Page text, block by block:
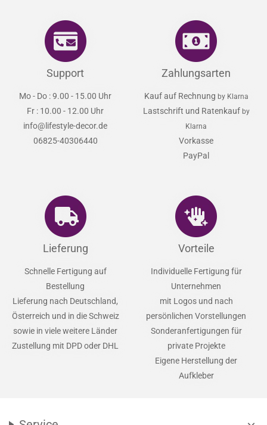
Support
Mo - Do : 9.00 - 15.00 Uhr
Fr : 10.00 - 12.00 Uhr
info@lifestyle-decor.de
06825-40306440
Zahlungsarten
Kauf auf Rechnung by Klarna
Lastschrift und Ratenkauf by
Klarna
Vorkasse
PayPal
Lieferung
Schnelle Fertigung auf
Bestellung
Lieferung nach Deutschland,
Österreich und in die Schweiz
sowie in viele weitere Länder
Zustellung mit DPD oder DHL
Vorteile
Individuelle Fertigung für
Unternehmen
mit Logos und nach
persönlichen Vorstellungen
Sonderanfertigungen für
private Projekte
Eigene Herstellung der
Aufkleber